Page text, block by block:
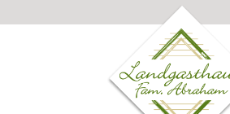
NAVIGATION
ÜBERSPRINGEN